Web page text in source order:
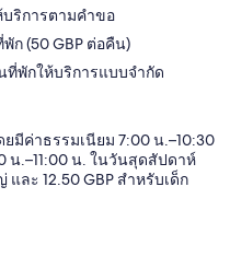
ริการตามคำขอ
ก (50 GBP ต่อคืน)
ที่พักให้บริการแบบจำกัด
มีค่าธรรมเนียม 7:00 น.–10:30
น.–11:00 น. ในวันสุดสัปดาห์
และ 12.50 GBP สำหรับเด็ก